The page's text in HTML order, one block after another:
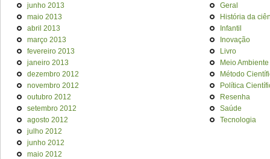
junho 2013
maio 2013
abril 2013
março 2013
fevereiro 2013
janeiro 2013
dezembro 2012
novembro 2012
outubro 2012
setembro 2012
agosto 2012
julho 2012
junho 2012
maio 2012
Geral
História da
Infantil
Inovação
Livro
Meio Ambiente
Método
Política
Resenha
Saúde
Tecnologia